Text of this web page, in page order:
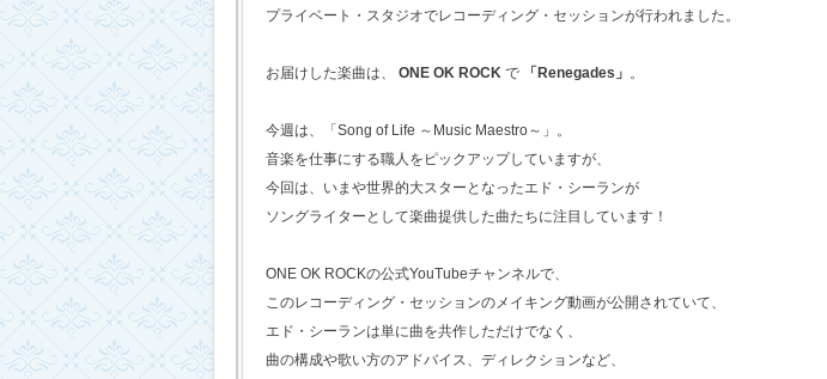
プライベート・スタジオでレコーディング・セッションが行われました。
お届けした楽曲は、 ONE OK ROCK で 「Renegades」 。
今週は、「Song of Life ～Music Maestro～」。
音楽を仕事にする職人をピックアップしていますが、
今回は、いまや世界的大スターとなったエド・シーランが
ソングライターとして楽曲提供した曲たちに注目しています！
ONE OK ROCKの公式YouTubeチャンネルで、
このレコーディング・セッションのメイキング動画が公開されていて、
エド・シーランは単に曲を共作しただけでなく、
曲の構成や歌い方のアドバイス、ディレクションなど、